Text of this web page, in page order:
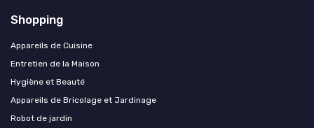
Shopping
Appareils de Cuisine
Entretien de la Maison
Hygiène et Beauté
Appareils de Bricolage et Jardinage
Robot de jardin